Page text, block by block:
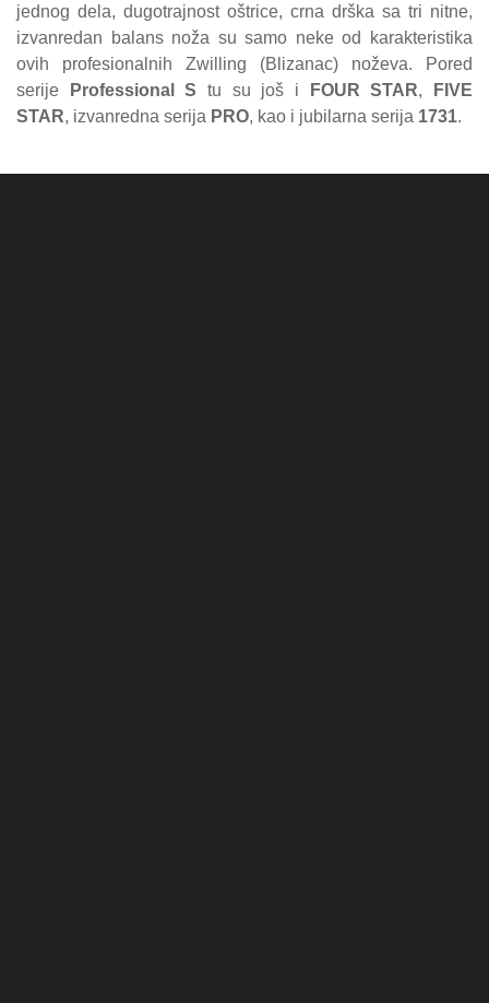
jednog dela, dugotrajnost oštrice, crna drška sa tri nitne,
izvanredan balans noža su samo neke od karakteristika
ovih profesionalnih Zwilling (Blizanac) noževa. Pored
serije
Professional S tu su još i FOUR STAR,
FIVE
STAR, izvanredna serija PRO, kao i jubilarna serija 1731.